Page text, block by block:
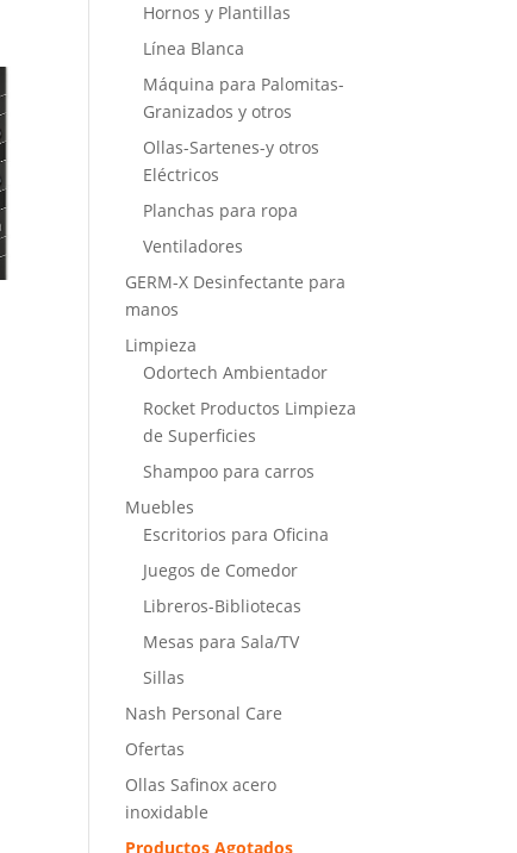
Hornos y Plantillas
Línea Blanca
Máquina para Palomitas-
Granizados y otros
Ollas-Sartenes-y otros
Eléctricos
Planchas para ropa
Ventiladores
GERM-X Desinfectante para
manos
Limpieza
Odortech Ambientador
Rocket Productos Limpieza
de Superficies
Shampoo para carros
Muebles
Escritorios para Oficina
Juegos de Comedor
Libreros-Bibliotecas
Mesas para Sala/TV
Sillas
Nash Personal Care
Ofertas
Ollas Safinox acero
inoxidable
Productos Agotados